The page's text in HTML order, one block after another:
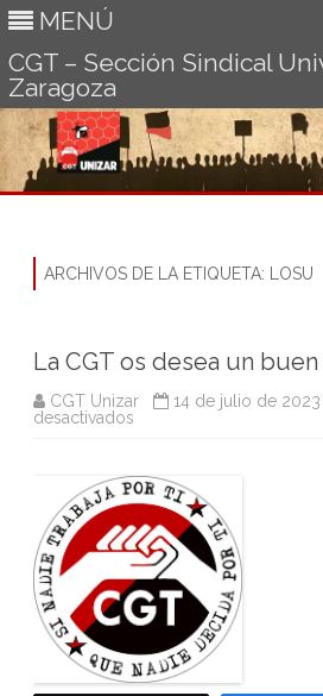
MENÚ
CGT – Sección Sindical
Zaragoza
ARCHIVOS DE LA ETIQUETA: LOSU
La CGT os desea un buen
CGT Unizar 14 de julio de 2023
desactivados
desea
un
buen
verano